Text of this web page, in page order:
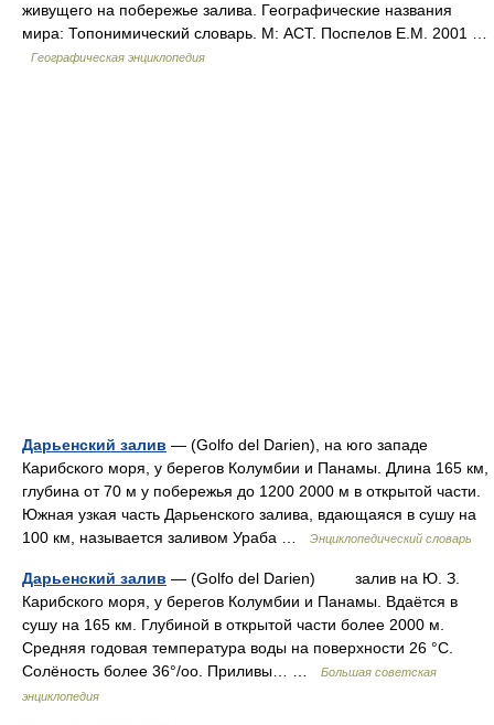
живущего на побережье залива. Географические названия
мира: Топонимический словарь. М: АСТ. Поспелов Е.М. 2001 …
Географическая энциклопедия
Дарьенский залив — (Golfo del Darien), на юго западе
Карибского моря, у берегов Колумбии и Панамы. Длина 165 км,
глубина от 70 м у побережья до 1200 2000 м в открытой части.
Южная узкая часть Дарьенского залива, вдающаяся в сушу на
100 км, называется заливом Ураба …
Энциклопедический словарь
Дарьенский залив — (Golfo del Darien) залив на Ю. З.
Карибского моря, у берегов Колумбии и Панамы. Вдаётся в
сушу на 165 км. Глубиной в открытой части более 2000 м.
Средняя годовая температура воды на поверхности 26 °С.
Солёность более 36°/oo. Приливы… …
Большая советская
энциклопедия